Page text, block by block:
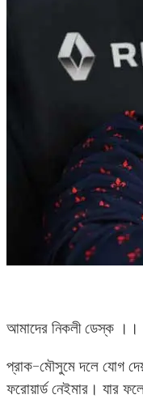
আমাদের নিকলী ডেস্ক ।।
প্রাক-মৌসুমে দলে যোগ
ফরোয়ার্ড নেইমার। যার